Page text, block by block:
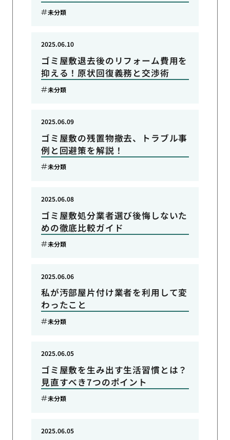
未分類
ゴミ屋敷退去後のリフォーム費用を
抑える！原状回復義務と交渉術
2025.06.10
未分類
ゴミ屋敷の残置物撤去、トラブル事
例と回避策を解説！
2025.06.09
未分類
ゴミ屋敷処分業者選び後悔しないた
めの徹底比較ガイド
2025.06.08
未分類
私が汚部屋片付け業者を利用して変
わったこと
2025.06.06
未分類
ゴミ屋敷を生み出す生活習慣とは？
見直すべき7つのポイント
2025.06.05
未分類
2025.06.05